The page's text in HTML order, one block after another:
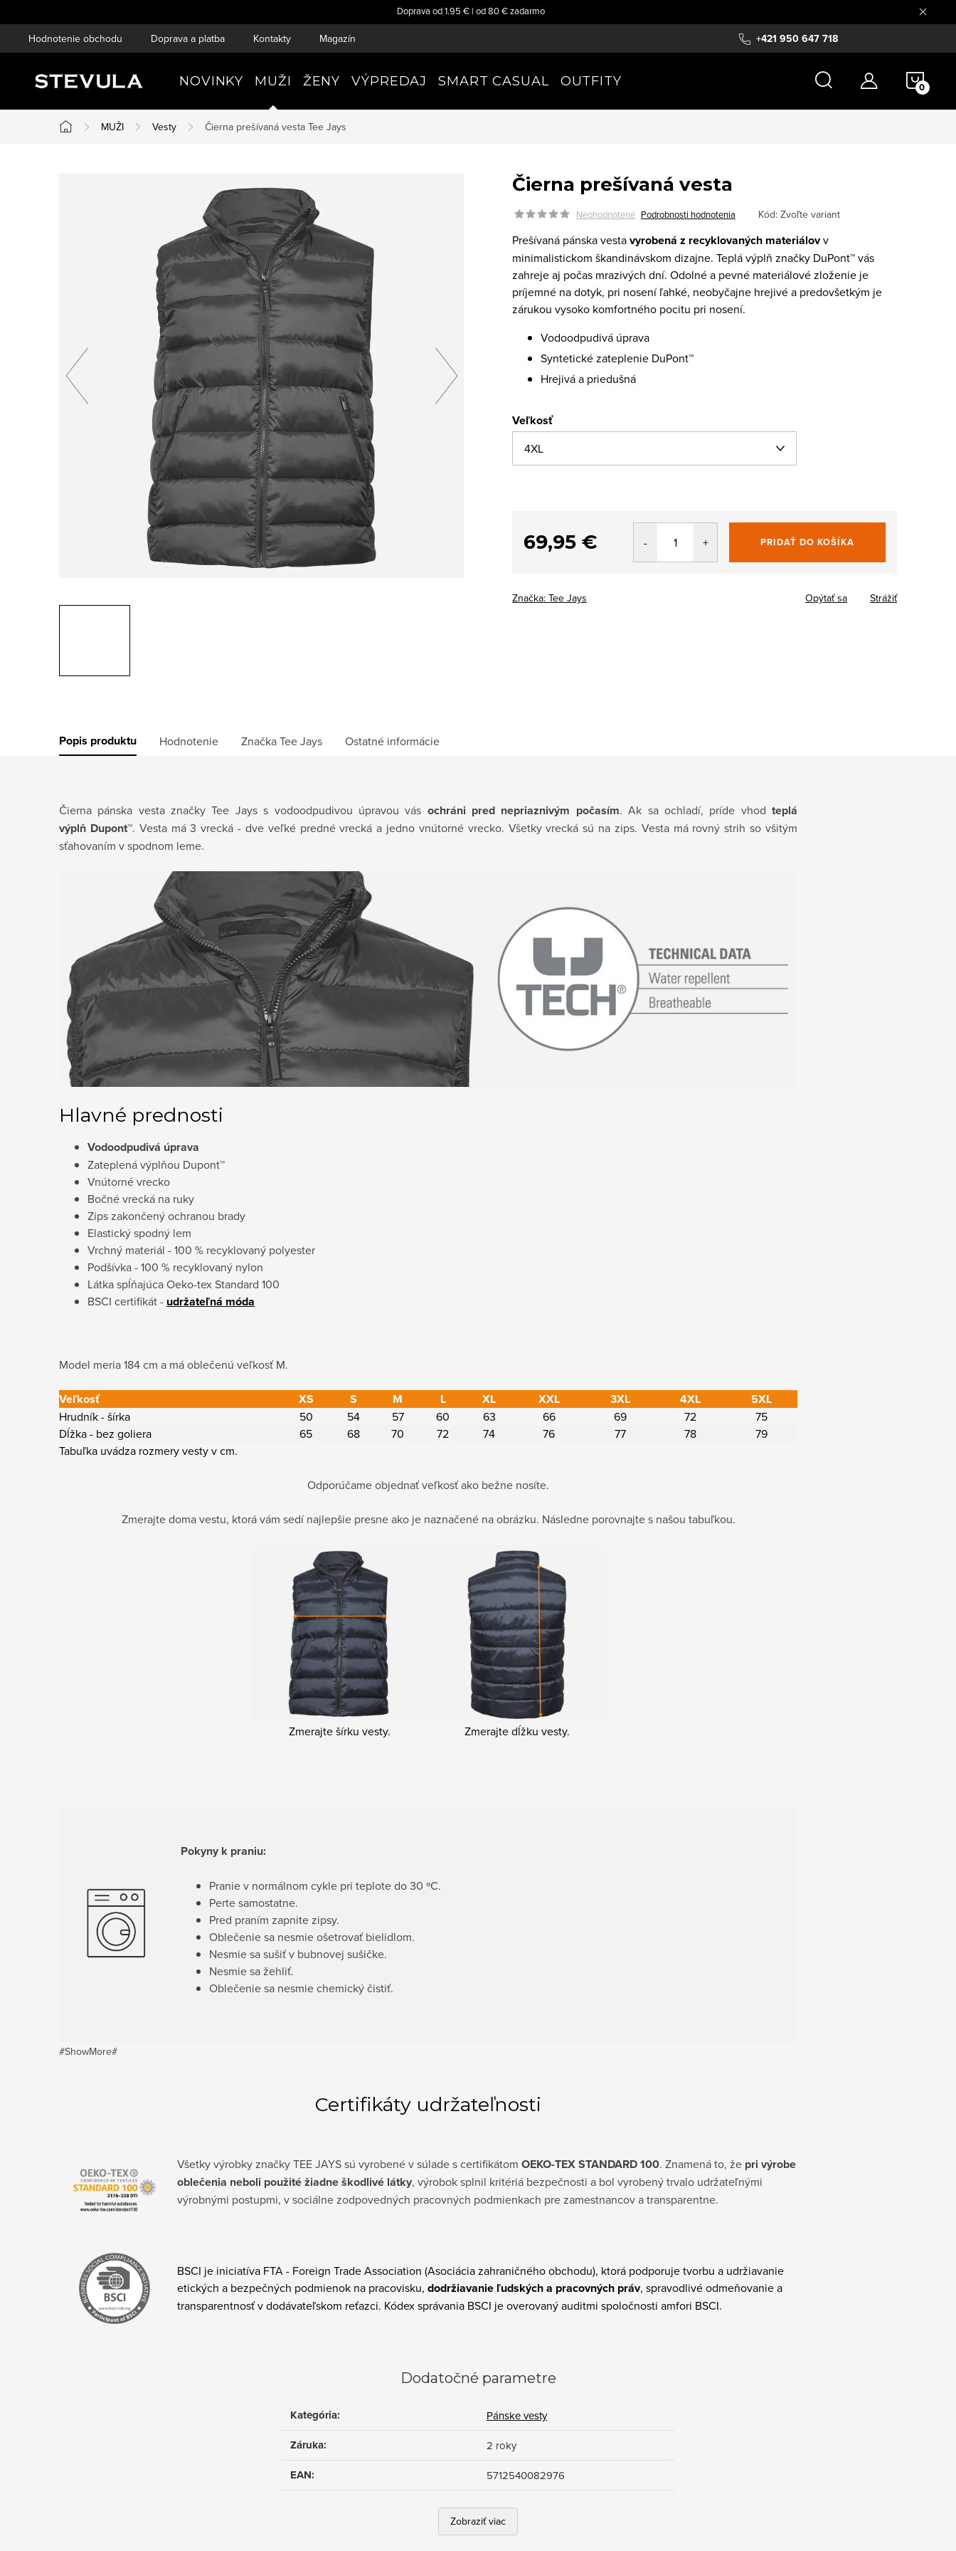
na
Doprava od 1.95 € | od 80 € zadarmo
+421 950 647 718
Hodnotenie obchodu Doprava a platba Kontakty Magazín
NOVINKY MUŽI ŽENY VÝPREDAJ SMART CASUAL OUTFITY
Domov
MUŽI Vesty Čierna prešívaná vesta Tee Jays
Čierna prešívaná vesta
Neohodnotené Podrobnosti hodnotenia Kód: Zvoľte variant
Prešívaná pánska vestavyrobená z recyklovaných materiálovv
minimalistickom škandinávskom dizajne. Teplá výplň značky DuPont™ vás
zahreje aj počas mrazivých dní. Odolné a pevné materiálové zloženie je
príjemné na dotyk, pri nosení ľahké, neobyčajne hrejivé a predovšetkým je
zárukou vysoko komfortného pocitu pri nosení.
Vodoodpudivá úprava
Syntetické zateplenie DuPont™
Hrejivá a priedušná
Veľkosť
69,95 €
Jednotková
cena:
PRIDAŤ DO KOŠÍKA
Značka: Tee Jays Opýtať sa Strážiť
Popis produktu Hodnotenie ZnačkaTee Jays Ostatné informácie
Čierna pánska vesta značky Tee Jays s vodoodpudivou úpravou vás ochráni pred nepriaznivým počasím. Ak sa ochladí, príde vhodteplá
výplň Dupont™. Vesta má 3 vrecká - dve veľké predné vrecká a jedno vnútorné vrecko. Všetky vrecká sú na zips. Vesta má rovný strih so všitým
sťahovaním v spodnom leme.
Hlavné prednosti
Vodoodpudivá úprava
Zateplená výplňou Dupont™
Vnútorné vrecko
Bočné vrecká na ruky
Zips zakončený ochranou brady
Elastický spodný lem
Vrchný materiál - 100 % recyklovaný polyester
Podšívka - 100 % recyklovaný nylon
Látka spĺňajúca Oeko-tex Standard 100
BSCI certifikát - udržateľná móda
Model meria 184 cm a má oblečenú veľkosť M.
Veľkosť XS S M L XL XXL 3XL 4XL 5XL
Hrudník - šírka 50 54 57 60 63 66 69 72
75
Dĺžka - bez goliera
65 68 70 72 74 76 77 78
79
Tabuľka uvádza rozmery vesty v cm.
Odporúčame objednať veľkosť ako bežne nosíte.
Zmerajte doma vestu, ktorá vám sedí najlepšie presne ako je naznačené na obrázku. Následne porovnajte s našou tabuľkou.
Zmerajte šírku vesty. Zmerajte dĺžku vesty.
Pokyny k praniu:
Pranie v normálnom cykle pri teplote do 30 ºC.
Perte samostatne.
Pred praním zapnite zipsy.
Oblečenie sa nesmie ošetrovať bielidlom.
Nesmie sa sušiť v bubnovej sušičke.
Nesmie sa žehliť.
Oblečenie sa nesmie chemický čistiť.
#ShowMore#
Certifikáty udržateľnosti
Všetky výrobky značky TEE JAYS sú vyrobené v súlade s certifikátom OEKO-TEX STANDARD 100. Znamená to, že pri výrobe
oblečenia neboli použité žiadne škodlivé látky, výrobok splnil kritériá bezpečnosti a bol vyrobený trvalo udržateľnými
výrobnými postupmi, v sociálne zodpovedných pracovných podmienkach pre zamestnancov a transparentne.
BSCI je iniciatíva FTA - Foreign Trade Association (Asociácia zahraničného obchodu), ktorá podporuje tvorbu a udržiavanie
etických a bezpečných podmienok na pracovisku, dodržiavanie ľudských a pracovných práv, spravodlivé odmeňovanie a
transparentnosť v dodávateľskom reťazci. Kódex správania BSCI je overovaný auditmi spoločnosti amfori BSCI.
Dodatočné parametre
Kategória: Pánske vesty
Záruka: 2 roky
EAN: 5712540082976
Zobraziť viac